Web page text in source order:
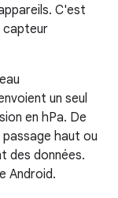
C'est
capteur
un seul
en hPa. De
haut ou
des données.
Android.